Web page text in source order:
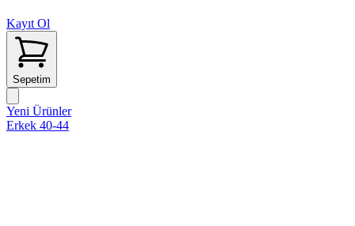
Kayıt Ol
Sepetim
Yeni Ürünler
Erkek 40-44